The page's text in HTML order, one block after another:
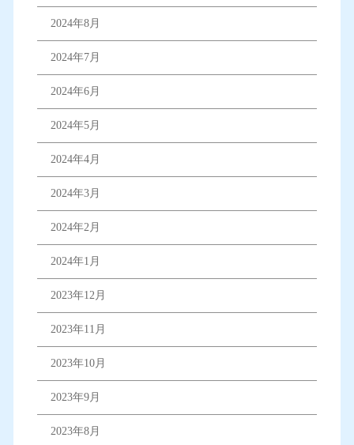
2024年8月
2024年7月
2024年6月
2024年5月
2024年4月
2024年3月
2024年2月
2024年1月
2023年12月
2023年11月
2023年10月
2023年9月
2023年8月